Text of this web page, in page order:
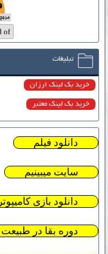
تبلیغات
خرید بک لینک ارزان
خرید بک لینک معتبر
دانلود فیلم
سایت میبینیم
دانلود بازی کامیپوتر
دوره بقا در طبیعت